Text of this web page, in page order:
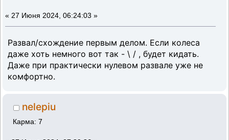
« 27 Июня 2024, 06:24:03 »
Развал/схождение первым делом. Если колеса
даже хоть немного вот так - \ / , будет кидать.
Даже при практически нулевом развале уже не
комфортно.
nelepiu
Карма: 7